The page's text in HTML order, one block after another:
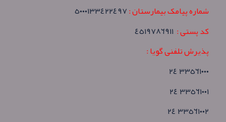
شماره پیامک بیمارستان :
کد پستی :
پذیرش تلفنی گویا :
٣٣٥٦١٠٠٠ ٢٤
٣٣٥٦١٠٠١ ٢٤
٣٣٥٦١٠٠٢ ٢٤